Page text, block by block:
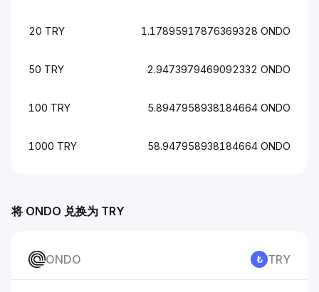
将 ONDO 兑换为 TRY
ONDO TRY
20 TRY 1.17895917876369328 ONDO
50 TRY 2.9473979469092332 ONDO
100 TRY 5.8947958938184664 ONDO
1000 TRY 58.947958938184664 ONDO